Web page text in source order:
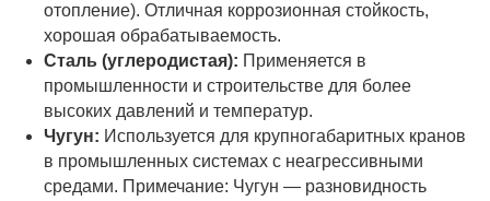
отопление). Отличная коррозионная стойкость,
хорошая обрабатываемость.
Сталь (углеродистая): Применяется в
промышленности и строительстве для более
высоких давлений и температур.
Чугун: Используется для крупногабаритных кранов
в промышленных системах с неагрессивными
средами. Примечание: Чугун — разновидность